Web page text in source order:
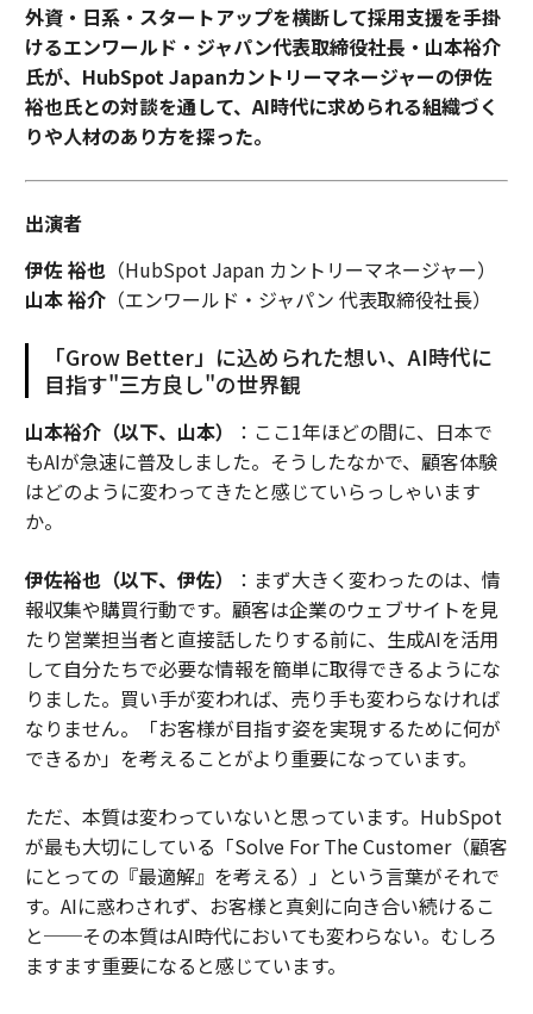
外資・日系・スタートアップを横断して採用支援を手掛
けるエンワールド・ジャパン代表取締役社長・山本裕介
氏が、HubSpot Japanカントリーマネージャーの伊佐
裕也氏との対談を通して、AI時代に求められる組織づく
りや人材のあり方を探った。
出演者
伊佐 裕也（HubSpot Japan カントリーマネージャー）
山本 裕介（エンワールド・ジャパン 代表取締役社長）
「Grow Better」に込められた想い、AI時代に
目指す"三方良し"の世界観
山本裕介（以下、山本）
：ここ1年ほどの間に、日本で
もAIが急速に普及しました。そうしたなかで、顧客体験
はどのように変わってきたと感じていらっしゃいます
か。
伊佐裕也（以下、伊佐）
：まず大きく変わったのは、情
報収集や購買行動です。顧客は企業のウェブサイトを見
たり営業担当者と直接話したりする前に、生成AIを活用
して自分たちで必要な情報を簡単に取得できるようにな
りました。買い手が変われば、売り手も変わらなければ
なりません。「お客様が目指す姿を実現するために何が
できるか」を考えることがより重要になっています。
ただ、本質は変わっていないと思っています。HubSpot
が最も大切にしている「Solve For The Customer（顧客
にとっての『最適解』を考える）」という言葉がそれで
す。AIに惑わされず、お客様と真剣に向き合い続けるこ
と──その本質はAI時代においても変わらない。むしろ
ますます重要になると感じています。